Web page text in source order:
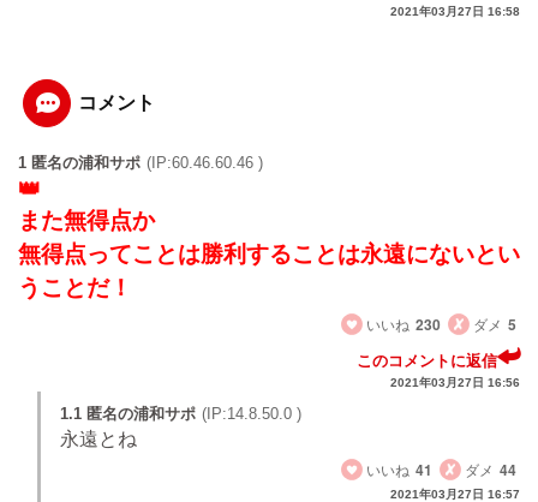
2021年03月27日 16:58
コメント
1 匿名の浦和サポ (IP:60.46.60.46 )
また無得点か
無得点ってことは勝利することは永遠にないとい
うことだ！
いいね 230 ダメ 5
このコメントに返信
2021年03月27日 16:56
1.1 匿名の浦和サポ (IP:14.8.50.0 )
永遠とね
いいね 41 ダメ 44
2021年03月27日 16:57